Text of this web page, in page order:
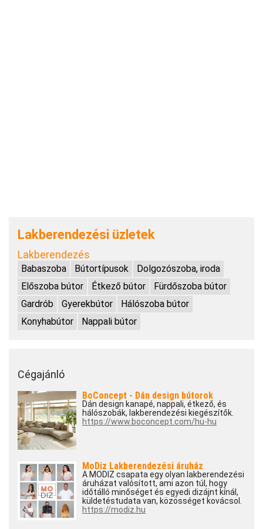
Lakberendezési üzletek
Lakberendezés
Babaszoba Bútortípusok
Dolgozószoba, iroda
Előszoba bútor
Étkező bútor
Fürdőszoba bútor
Gardrób
Gyerekbútor
Hálószoba bútor
Konyhabútor
Nappali bútor
Cégajánló
BoConcept - Dán design bútorok
Dán design kanapé, nappali, étkező, és
hálószobák, lakberendezési kiegészítők.
https://www.boconcept.com/hu-hu
MoDiz Lakberendezési áruház
A MODIZ csapata egy olyan lakberendezési
áruházat valósított, ami azon túl, hogy
időtálló minőséget és egyedi dizájnt kínál,
küldetéstudata van, közösséget kovácsol.
https://modiz.hu